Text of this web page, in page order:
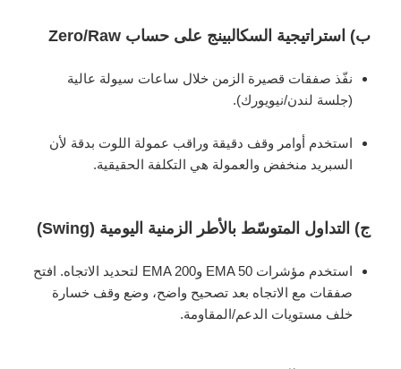
ب) استراتيجية السكالبينج على حساب Zero/Raw
نفّذ صفقات قصيرة الزمن خلال ساعات سيولة عالية
(جلسة لندن/نيويورك).
استخدم أوامر وقف دقيقة وراقب عمولة اللوت بدقة لأن
السبريد منخفض والعمولة هي التكلفة الحقيقية.
ج) التداول المتوسّط بالأطر الزمنية اليومية (Swing)
استخدم مؤشرات EMA 50 وEMA 200 لتحديد الاتجاه. افتح
صفقات مع الاتجاه بعد تصحيح واضح، وضع وقف خسارة
خلف مستويات الدعم/المقاومة.